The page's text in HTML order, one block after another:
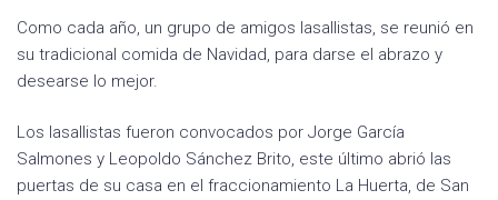
Como cada año, un grupo de amigos lasallistas, se reunió en
su tradicional comida de Navidad, para darse el abrazo y
desearse lo mejor.
Los lasallistas fueron convocados por Jorge García
Salmones y Leopoldo Sánchez Brito, este último abrió las
puertas de su casa en el fraccionamiento La Huerta, de San